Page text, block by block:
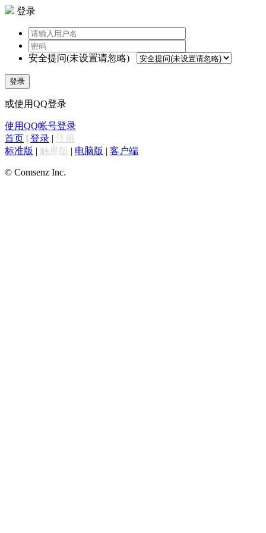
登录
安全提问(未设置请忽略)
登录
或使用QQ登录
使用QQ帐号登录
首页 | 登录 | 注册
标准版 | 触屏版 | 电脑版 | 客户端
© Comsenz Inc.